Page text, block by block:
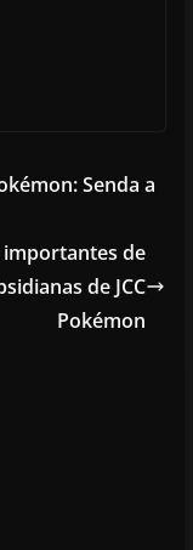
Senda a
importantes de
de JCC
Pokémon